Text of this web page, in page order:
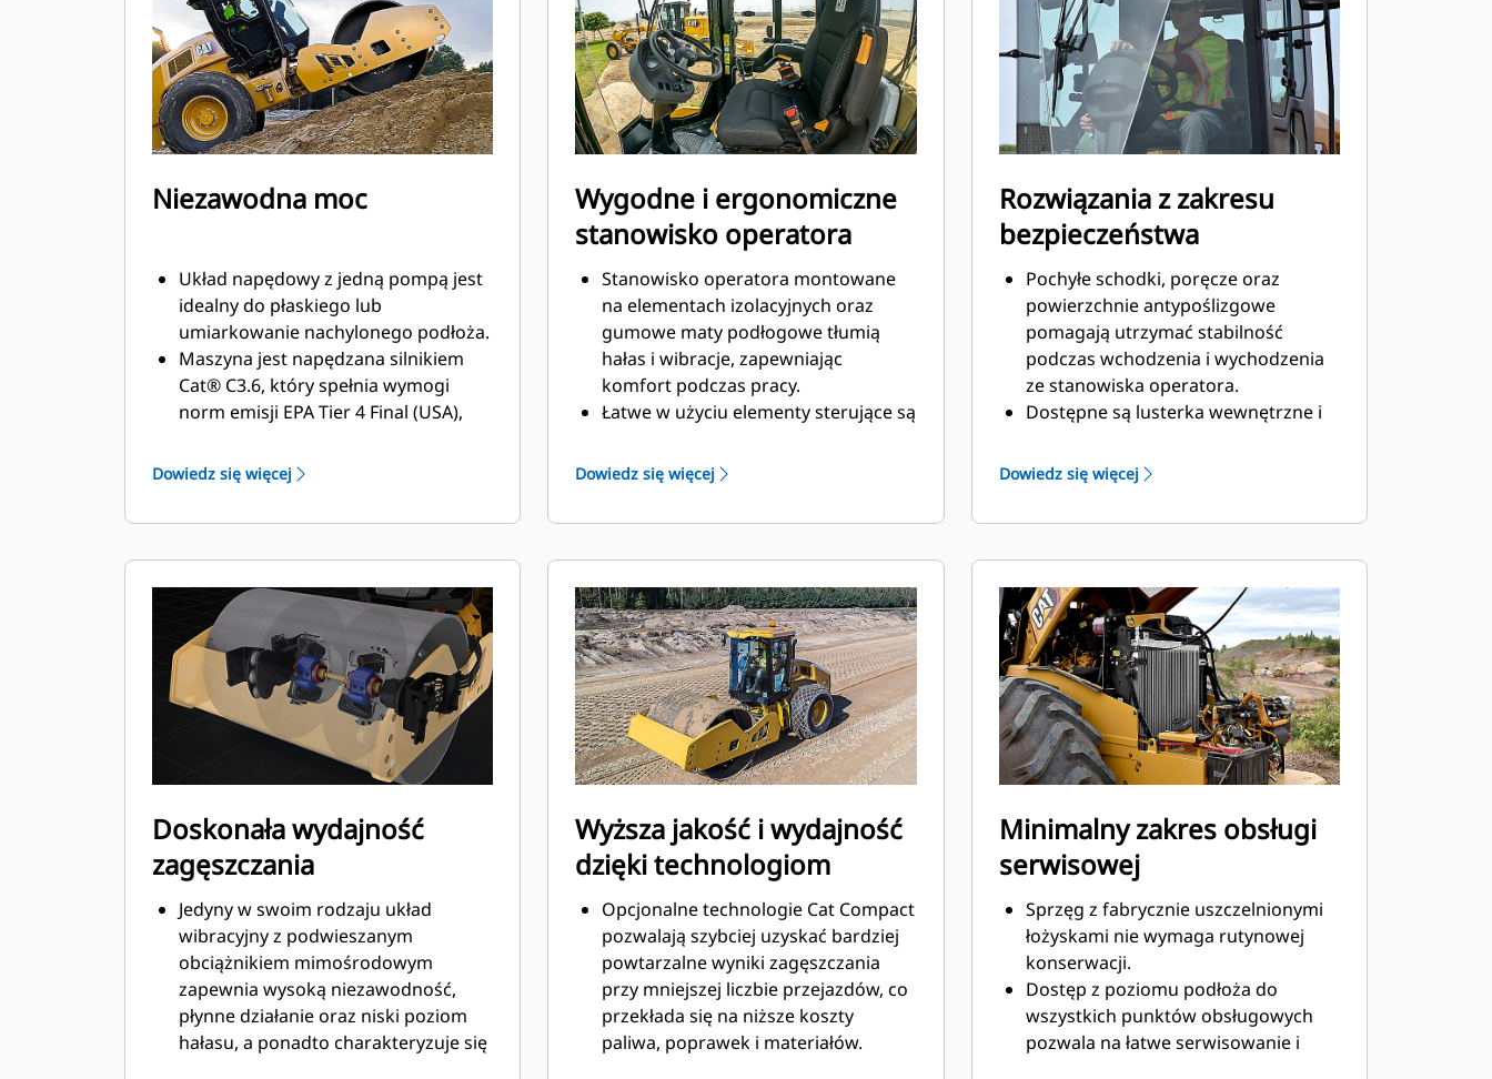
Niezawodna moc
Układ napędowy z jedną pompą jest
idealny do płaskiego lub
umiarkowanie nachylonego podłoża.
Maszyna jest napędzana silnikiem
Cat® C3.6, który spełnia wymogi
norm emisji EPA Tier 4 Final (USA),
japońskiej z 2014 r.
Tryb Eco ogranicza prędkość
obrotową silnika, aby zmniejszyć
jałowym wyłącza maszynę po upływie
zaprogramowanego czasu pracy na
biegu jałowym, aby nie spalać paliwa
bez potrzeby.
Dowiedz się więcej
Wygodne i ergonomiczne
stanowisko operatora
Stanowisko operatora montowane
na elementach izolacyjnych oraz
gumowe maty podłogowe tłumią
hałas i wibracje, zapewniając
komfort podczas pracy.
Łatwe w użyciu elementy sterujące są
przez nie funkcji, a duży wyświetlacz
informuje operatorów o sprawności
maszyny.
zapewnić komfort pracy przez cały
dzień.
Operatorzy są chronieni przed
czynnikami atmosferycznymi przez
montowane standardowo
zadaszenie ROPS/FOPS lub
opcjonalną, klimatyzowaną kabinę
ROPS/FOPS ze szklanymi oknami
mocowanymi na zawiasach.
Aby zwiększyć komfort operatora,
kabinę można wyposażyć w fotel
zawieszeniem pneumatycznym.
Dowiedz się więcej
Rozwiązania z zakresu
bezpieczeństwa
Pochyłe schodki, poręcze oraz
powierzchnie antypoślizgowe
pomagają utrzymać stabilność
podczas wchodzenia i wychodzenia
ze stanowiska operatora.
Dostępne są lusterka wewnętrzne i
operatorowi dobrą widoczność
miejsca pracy.
Opcjonalna tylna kamera z dużym,
zwiększając bezpieczeństwo i
zapewniając operatorowi większą
kontrolę.
Opcjonalny, wbudowany w fotel
czujnik obecności operatora oraz
przełącznik pasa bezpieczeństwa.
Dowiedz się więcej
Doskonała wydajność
zagęszczania
Jedyny w swoim rodzaju układ
wibracyjny z podwieszanym
obciążnikiem mimośrodowym
zapewnia wysoką niezawodność,
płynne działanie oraz niski poziom
hałasu, a ponadto charakteryzuje się
Wyższa jakość i wydajność
dzięki technologiom
Opcjonalne technologie Cat Compact
pozwalają szybciej uzyskać bardziej
powtarzalne wyniki zagęszczania
przy mniejszej liczbie przejazdów, co
przekłada się na niższe koszty
paliwa, poprawek i materiałów.
Minimalny zakres obsługi
serwisowej
Sprzęg z fabrycznie uszczelnionymi
łożyskami nie wymaga rutynowej
konserwacji.
Dostęp z poziomu podłoża do
wszystkich punktów obsługowych
pozwala na łatwe serwisowanie i